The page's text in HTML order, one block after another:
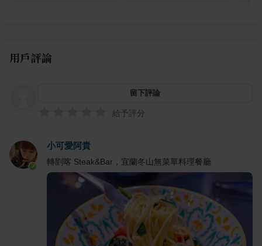
用戶評論
留下評論
給予評分
小可愛阿貴
轉剭喀 Steak&Bar，宜蘭冬山無菜單料理餐廳